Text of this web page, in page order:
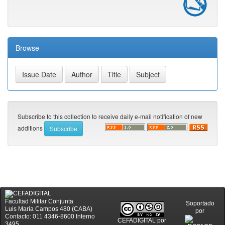
Browse
Subscribe to this collection to receive daily e-mail notification of new
additions
Facultad Militar Conjunta
Luis María Campos 480 (CABA)
Contacto: 011 4346-8600 Interno
CEFADIGITAL por
Soportado
por